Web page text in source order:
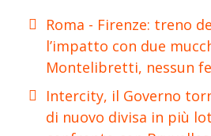
Roma - Firenze: treno
l’impatto con due
Montelibretti, nessun
Intercity, il Governo
di nuovo divisa in più